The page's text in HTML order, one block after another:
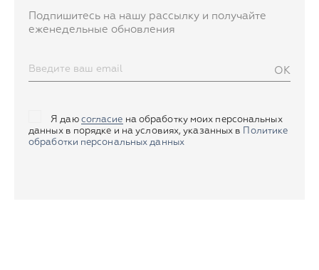
Подпишитесь на нашу рассылку и получайте
еженедельные обновления
OK
Я даю согласие на обработку моих персональных
данных в порядке и на условиях, указанных в
Политике
обработки персональных данных